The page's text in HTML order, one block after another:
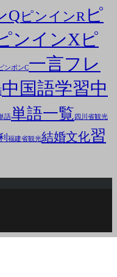
Q ピンインR ピ
ンインXピ
ンポンC一言フレ
中国語学習中
語単語一覧 四川省観光
福建省観光結婚文化習